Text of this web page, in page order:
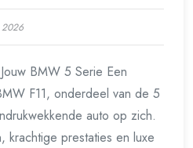
2026
BMW 5 Serie Een
F11, onderdeel van de 5
auto op zich.
krachtige prestaties en luxe